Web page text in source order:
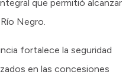
que permitió alcanzar
Negro.
fortalece la seguridad
en las concesiones